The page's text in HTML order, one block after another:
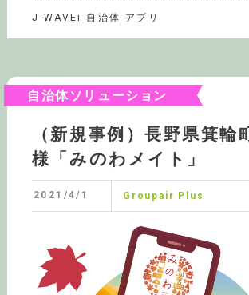
J-WAVEi 自治体 アプリ
自治体ソリューション
（新規事例）長野県箕輪町
様「みのわメイト」
2021/4/1 Groupair Plus